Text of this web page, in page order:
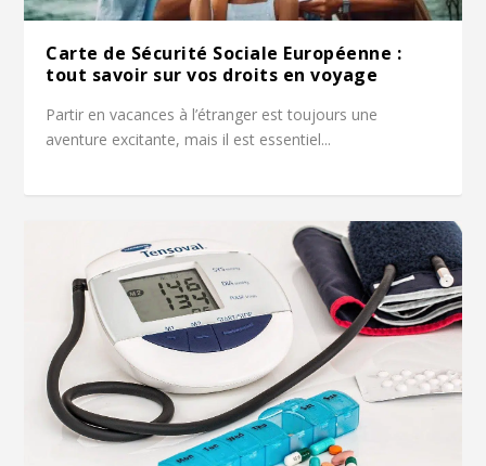
Carte de Sécurité Sociale Européenne :
tout savoir sur vos droits en voyage
Partir en vacances à l’étranger est toujours une
aventure excitante, mais il est essentiel...